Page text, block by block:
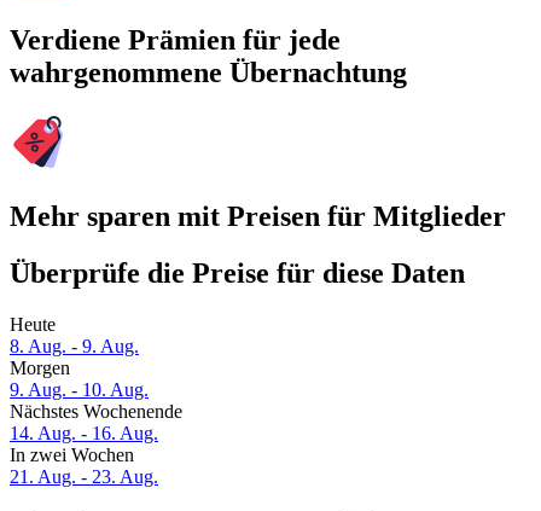
Verdiene Prämien für jede
wahrgenommene Übernachtung
Mehr sparen mit Preisen für Mitglieder
Überprüfe die Preise für diese Daten
Heute
8. Aug. - 9. Aug.
Morgen
9. Aug. - 10. Aug.
Nächstes Wochenende
14. Aug. - 16. Aug.
In zwei Wochen
21. Aug. - 23. Aug.